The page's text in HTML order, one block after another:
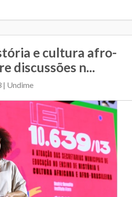
Educação Regime de colaboração
SME e escolas Transporte escolar
e cultura afro-
discussões n...
| Undime